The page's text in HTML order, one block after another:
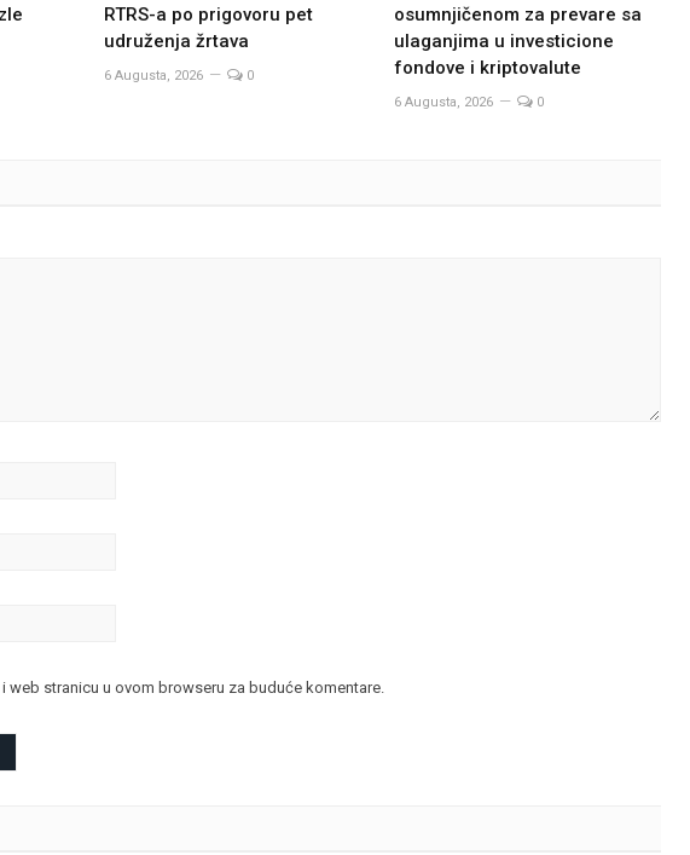
RTRS-a po prigovoru pet
udruženja žrtava
6 Augusta, 2026 0
osumnjičenom za prevare sa
ulaganjima u investicione
fondove i kriptovalute
6 Augusta, 2026 0
web stranicu u ovom browseru za buduće komentare.